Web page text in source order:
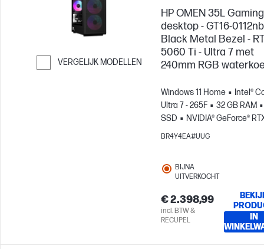
VERGELIJK MODELLEN
HP OMEN 35L Gaming
desktop - GT16-
Black Metal Bezel -
5060 Ti - Ultra 7 met
240mm RGB
Windows 11 Home
Intel®
Ultra 7 - 265F
32 GB RAM
SSD
NVIDIA® GeForce®
5060 Ti (16 GB)
BR4Y4EA#UUG
BIJNA
UITVERKOCHT
€ 2.398,99
incl. BTW &
RECUPEL
IN